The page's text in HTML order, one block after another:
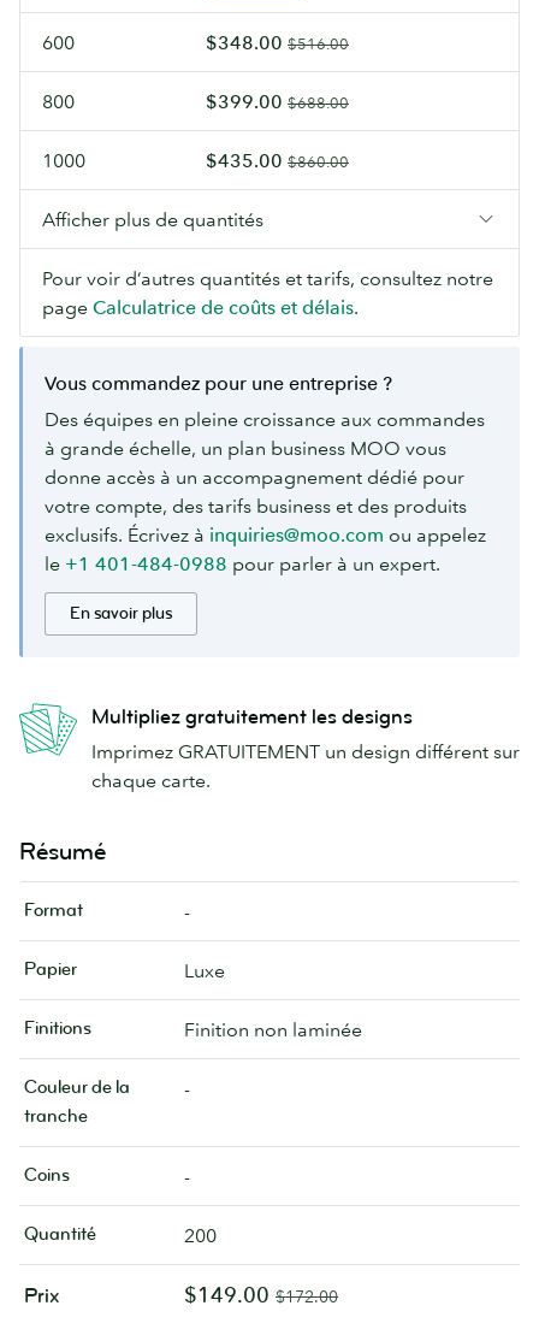
600 $348.00 $516.00
800 $399.00 $688.00
1000 $435.00 $860.00
Afficher plus de quantités
Pour voir d’autres quantités et tarifs, consultez notre
page Calculatrice de coûts et délais.
Vous commandez pour une entreprise ?
Des équipes en pleine croissance aux commandes
à grande échelle, un plan business MOO vous
donne accès à un accompagnement dédié pour
votre compte, des tarifs business et des produits
exclusifs. Écrivez à inquiries@moo.com ou appelez
le +1 401-484-0988 pour parler à un expert.
En savoir plus
Multipliez gratuitement les designs
Imprimez GRATUITEMENT un design différent sur
chaque carte.
Résumé
Format -
Papier Luxe
Finitions Finition non laminée
Couleur de la
tranche
-
Coins -
Quantité 200
Prix $149.00 $172.00